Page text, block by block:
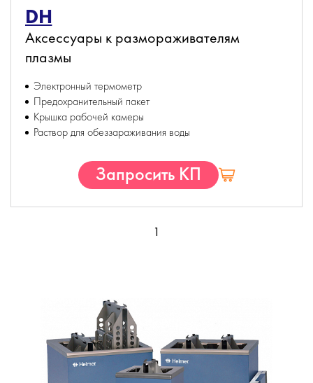
DH
Аксессуары к размораживателям
плазмы
Электронный термометр
Предохранительный пакет
Крышка рабочей камеры
Раствор для обеззараживания воды
Запросить КП
1